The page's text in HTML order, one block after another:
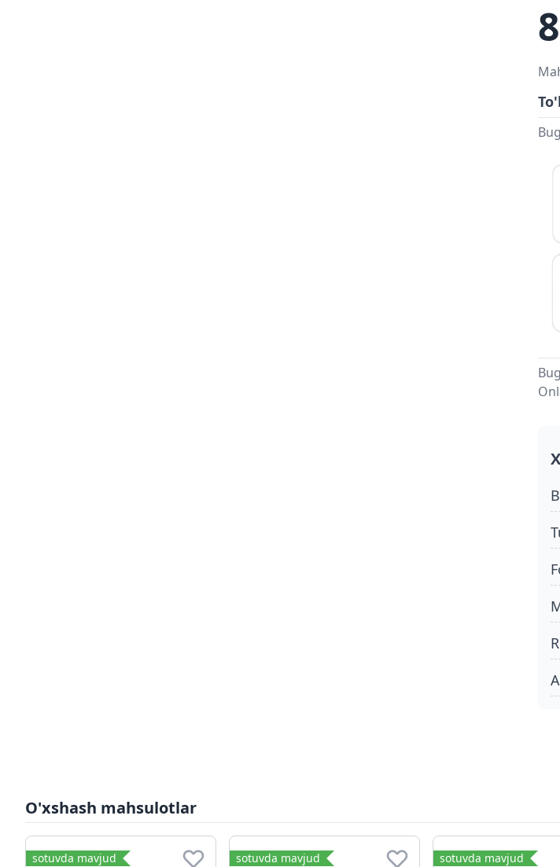
O'xshash mahsulotlar
sotuvda mavjud sotuvda mavjud sotuvda mavjud